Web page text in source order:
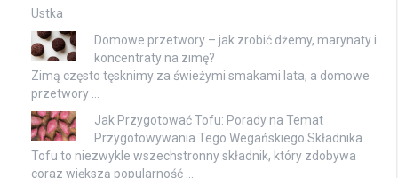
Ustka
Domowe przetwory – jak zrobić dżemy, marynaty i
koncentraty na zimę?
Zimą często tęsknimy za świeżymi smakami lata, a domowe
przetwory …
Jak Przygotować Tofu: Porady na Temat
Przygotowywania Tego Wegańskiego Składnika
Tofu to niezwykle wszechstronny składnik, który zdobywa
coraz większą popularność …